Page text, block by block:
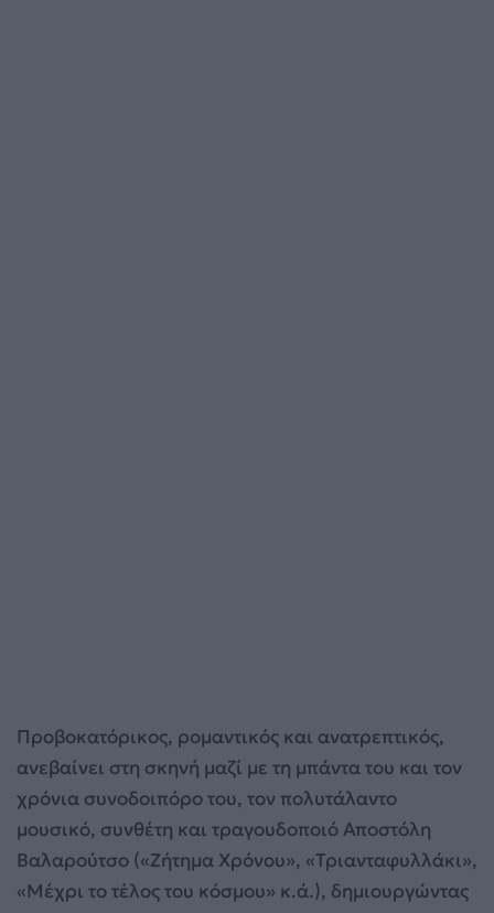
Προβοκατόρικος, ρομαντικός και ανατρεπτικός,
ανεβαίνει στη σκηνή μαζί με τη μπάντα του και τον
χρόνια συνοδοιπόρο του, τον πολυτάλαντο
μουσικό, συνθέτη και τραγουδοποιό Αποστόλη
Βαλαρούτσο («Ζήτημα Χρόνου», «Τριανταφυλλάκι»,
«Μέχρι το τέλος του κόσμου» κ.ά.), δημιουργώντας